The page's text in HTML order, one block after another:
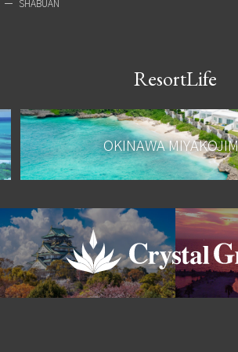
SHABUAN
ResortLife
OKINAWA